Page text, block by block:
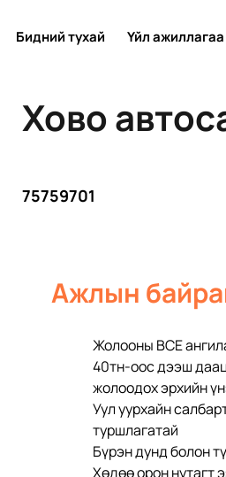
Бидний тухай Үйл ажиллагаа
Хово
75759701
Ажлын
Жолооны ВСЕ
40тн-оос дээш
жолоодох эрхийн
Уул уурхайн
туршлагатай
Бүрэн дунд болон
Хөдөө орон нутагт